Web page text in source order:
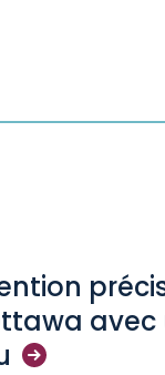
avec